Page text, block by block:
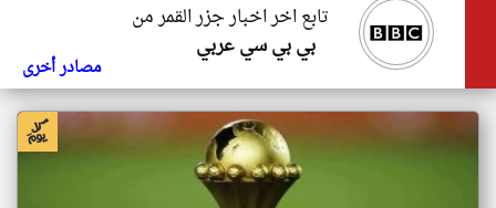
تابع اخر اخبار جزر القمر من
بي بي سي عربي
مصادر أخرى